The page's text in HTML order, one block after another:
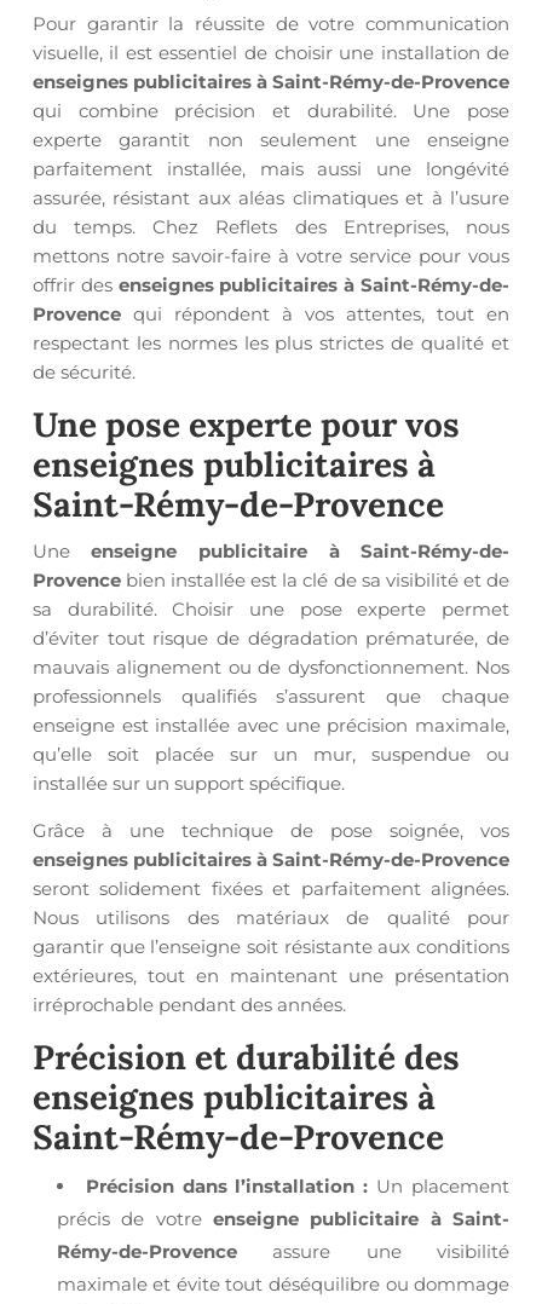
Pour garantir la réussite de votre communication
visuelle, il est essentiel de choisir une installation de
enseignes publicitaires à Saint-Rémy-de-Provence
qui combine précision et durabilité. Une pose
experte garantit non seulement une enseigne
parfaitement installée, mais aussi une longévité
assurée, résistant aux aléas climatiques et à l’usure
du temps. Chez Reflets des Entreprises, nous
mettons notre savoir-faire à votre service pour vous
offrir des enseignes publicitaires à Saint-Rémy-de-
Provencequi répondent à vos attentes, tout en
respectant les normes les plus strictes de qualité et
de sécurité.
Une pose experte pour vos
enseignes publicitaires à
Saint-Rémy-de-Provence
Uneenseigne publicitaire à Saint-Rémy-de-
Provencebien installée est la clé de sa visibilité et de
sa durabilité. Choisir une pose experte permet
d’éviter tout risque de dégradation prématurée, de
mauvais alignement ou de dysfonctionnement. Nos
professionnels qualifiés s’assurent que chaque
enseigne est installée avec une précision maximale,
qu’elle soit placée sur un mur, suspendue ou
installée sur un support spécifique.
Grâce à une technique de pose soignée, vos
enseignes publicitaires à Saint-Rémy-de-Provence
seront solidement fixées et parfaitement alignées.
Nous utilisons des matériaux de qualité pour
garantir que l’enseigne soit résistante aux conditions
extérieures, tout en maintenant une présentation
irréprochable pendant des années.
Précision et durabilité des
enseignes publicitaires à
Saint-Rémy-de-Provence
Précision dans l’installation : Un placement
précis de votre enseigne publicitaire à Saint-
Rémy-de-Provenceassure une visibilité
maximale et évite tout déséquilibre ou dommage